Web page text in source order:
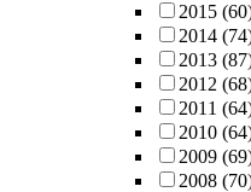
2015
2014
2013
2012
2011
2010
2009
2008